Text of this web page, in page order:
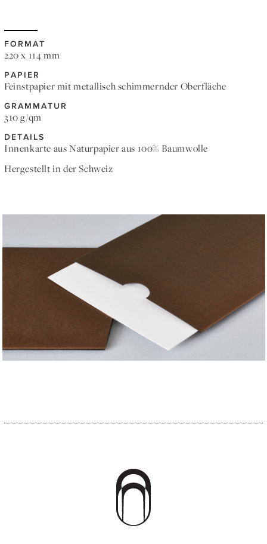
FORMAT
220 x 114 mm
PAPIER
Feinstpapier mit metallisch schimmernder Oberfläche
GRAMMATUR
310 g/qm
DETAILS
Innenkarte aus Naturpapier aus 100% Baumwolle
Hergestellt in der Schweiz